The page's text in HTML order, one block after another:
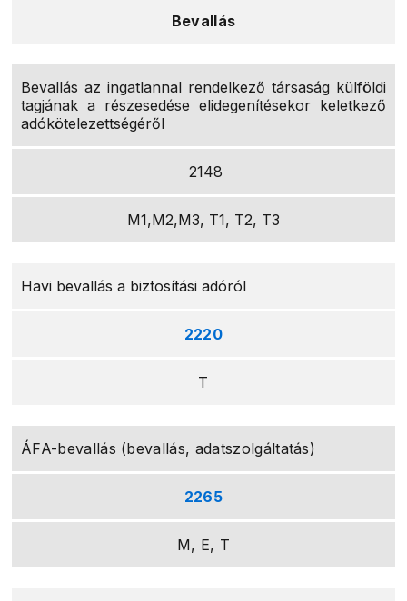
Bevallás
Bevallás az ingatlannal rendelkező társaság külföldi
tagjának a részesedése elidegenítésekor keletkező
adókötelezettségéről
2148
M1,M2,M3, T1, T2, T3
Havi bevallás a biztosítási adóról
2220
T
ÁFA-bevallás (bevallás, adatszolgáltatás)
2265
M, E, T